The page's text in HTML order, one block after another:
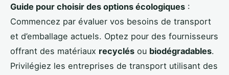
Guide pour choisir des options écologiques :
Commencez par évaluer vos besoins de transport
et d’emballage actuels. Optez pour des fournisseurs
offrant des matériaux recyclés ou biodégradables.
Privilégiez les entreprises de transport utilisant des